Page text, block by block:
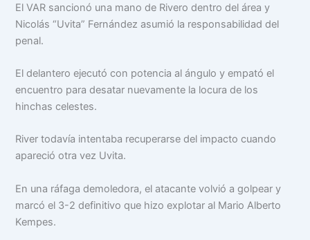
El VAR sancionó una mano de Rivero dentro del área y
Nicolás “Uvita” Fernández asumió la responsabilidad del
penal.
El delantero ejecutó con potencia al ángulo y empató el
encuentro para desatar nuevamente la locura de los
hinchas celestes.
River todavía intentaba recuperarse del impacto cuando
apareció otra vez Uvita.
En una ráfaga demoledora, el atacante volvió a golpear y
marcó el 3-2 definitivo que hizo explotar al Mario Alberto
Kempes.